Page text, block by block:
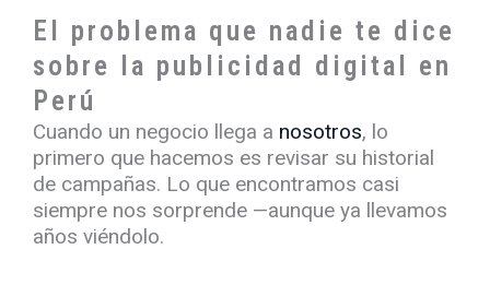
El problema que nadie te dice
sobre la publicidad digital en
Perú
Cuando un negocio llega a nosotros, lo
primero que hacemos es revisar su historial
de campañas. Lo que encontramos casi
siempre nos sorprende —aunque ya llevamos
años viéndolo.